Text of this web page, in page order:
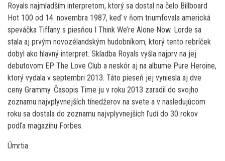
Royals najmladším interpretom, ktorý sa dostal na čelo Billboard
Hot 100 od 14. novembra 1987, keď v ňom triumfovala americká
speváčka Tiffany s piesňou I Think We’re Alone Now. Lorde sa
stala aj prvým novozélandským hudobníkom, ktorý tento rebríček
dobyl ako hlavný interpret. Skladba Royals vyšla najprv na jej
debutovom EP The Love Club a neskôr aj na albume Pure Heroine,
ktorý vydala v septembri 2013. Táto pieseň jej vyniesla aj dve
ceny Grammy. Časopis Time ju v roku 2013 zaradil do svojho
zoznamu najvplyvnejších tínedžerov na svete a v nasledujúcom
roku sa dostala do zoznamu najvplyvnejších ľudí do 30 rokov
podľa magazínu Forbes.
Úmrtia